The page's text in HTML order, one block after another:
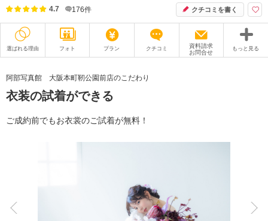
4.7 176件 クチコミを書く
選ばれる理由 フォト プラン クチコミ
資料請求
お問合せ
もっと見る
衣装
オプション
スタジオトップ
阿部写真館 大阪本町靭公園前店のこだわり
衣装の試着ができる
ご成約前でもお衣裳のご試着が無料！